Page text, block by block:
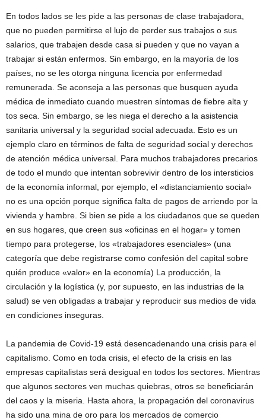
En todos lados se les pide a las personas de clase trabajadora,
que no pueden permitirse el lujo de perder sus trabajos o sus
salarios, que trabajen desde casa si pueden y que no vayan a
trabajar si están enfermos. Sin embargo, en la mayoría de los
países, no se les otorga ninguna licencia por enfermedad
remunerada. Se aconseja a las personas que busquen ayuda
médica de inmediato cuando muestren síntomas de fiebre alta y
tos seca. Sin embargo, se les niega el derecho a la asistencia
sanitaria universal y la seguridad social adecuada. Esto es un
ejemplo claro en términos de falta de seguridad social y derechos
de atención médica universal. Para muchos trabajadores precarios
de todo el mundo que intentan sobrevivir dentro de los intersticios
de la economía informal, por ejemplo, el «distanciamiento social»
no es una opción porque significa falta de pagos de arriendo por la
vivienda y hambre. Si bien se pide a los ciudadanos que se queden
en sus hogares, que creen sus «oficinas en el hogar» y tomen
tiempo para protegerse, los «trabajadores esenciales» (una
categoría que debe registrarse como confesión del capital sobre
quién produce «valor» en la economía) La producción, la
circulación y la logística (y, por supuesto, en las industrias de la
salud) se ven obligadas a trabajar y reproducir sus medios de vida
en condiciones inseguras.
La pandemia de Covid-19 está desencadenando una crisis para el
capitalismo. Como en toda crisis, el efecto de la crisis en las
empresas capitalistas será desigual en todos los sectores. Mientras
que algunos sectores ven muchas quiebras, otros se beneficiarán
del caos y la miseria. Hasta ahora, la propagación del coronavirus
ha sido una mina de oro para los mercados de comercio